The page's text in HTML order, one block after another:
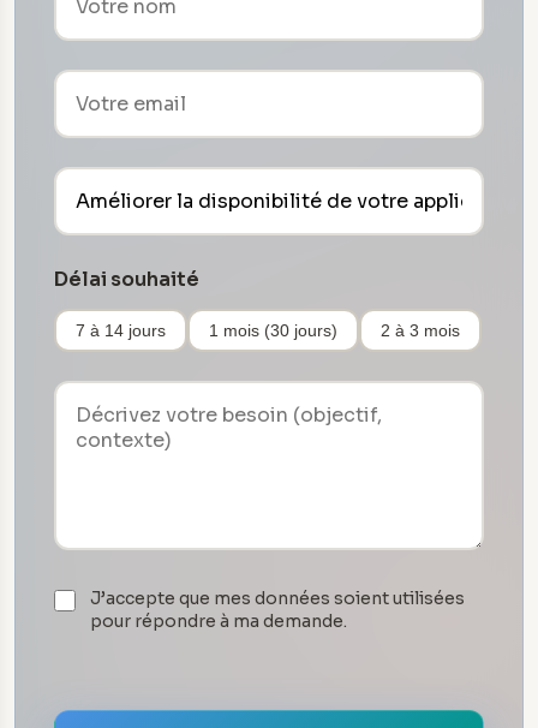
Délai souhaité
7 à 14 jours 1 mois (30 jours) 2 à 3 mois
J’accepte que mes données soient utilisées
pour répondre à ma demande.